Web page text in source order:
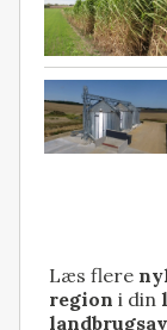
Læs flere
region i din